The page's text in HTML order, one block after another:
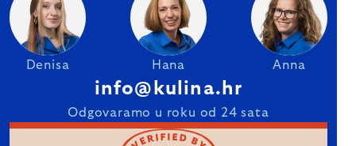
Denisa Hana Anna
info@kulina.hr
Odgovaramo u roku od 24 sata